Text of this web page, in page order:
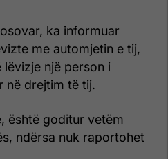
ka informuar
me automjetin e tij,
një person i
në drejtim të tij.
është goditur vetëm
ndërsa nuk raportohet